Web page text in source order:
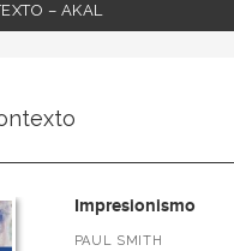
– AKAL
y sociales
Impresionismo
PAUL SMITH